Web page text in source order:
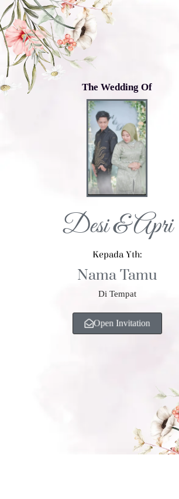
The Wedding Of
Desi & Apri
Kepada Yth:
Nama Tamu
Di Tempat
Open Invitation